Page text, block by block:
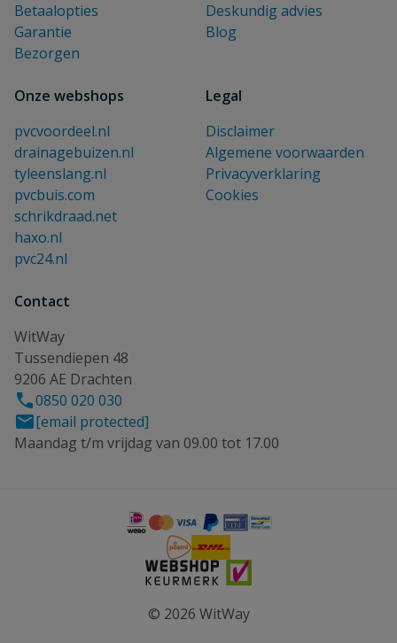
Betaalopties
Garantie
Bezorgen
Deskundig advies
Blog
Onze webshops
pvcvoordeel.nl
drainagebuizen.nl
tyleenslang.nl
pvcbuis.com
schrikdraad.net
haxo.nl
pvc24.nl
Legal
Disclaimer
Algemene voorwaarden
Privacyverklaring
Cookies
Contact
WitWay
Tussendiepen 48
9206 AE Drachten
0850 020 030
[email protected]
Maandag t/m vrijdag van 09.00 tot 17.00
© 2026 WitWay